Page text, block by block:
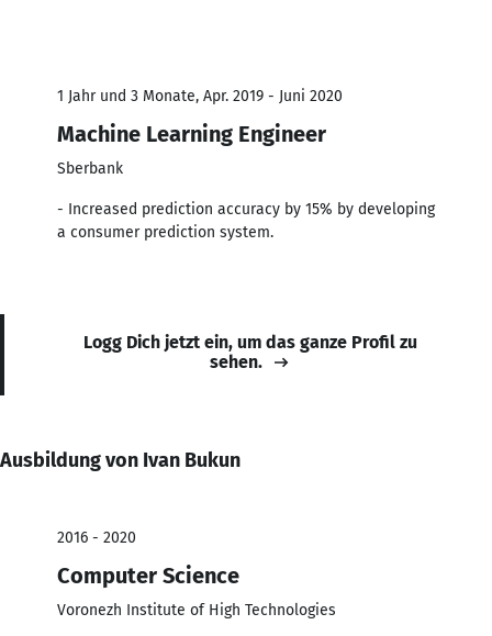
1 Jahr und 3 Monate, Apr. 2019 - Juni 2020
Machine Learning Engineer
Sberbank
- Increased prediction accuracy by 15% by developing
a consumer prediction system.
Logg Dich jetzt ein, um das ganze Profil zu
sehen.
Ausbildung von Ivan Bukun
2016 - 2020
Computer Science
Voronezh Institute of High Technologies